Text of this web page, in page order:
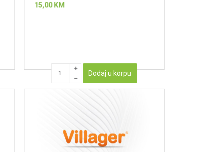
15,00 KM
Dodaj u korpu